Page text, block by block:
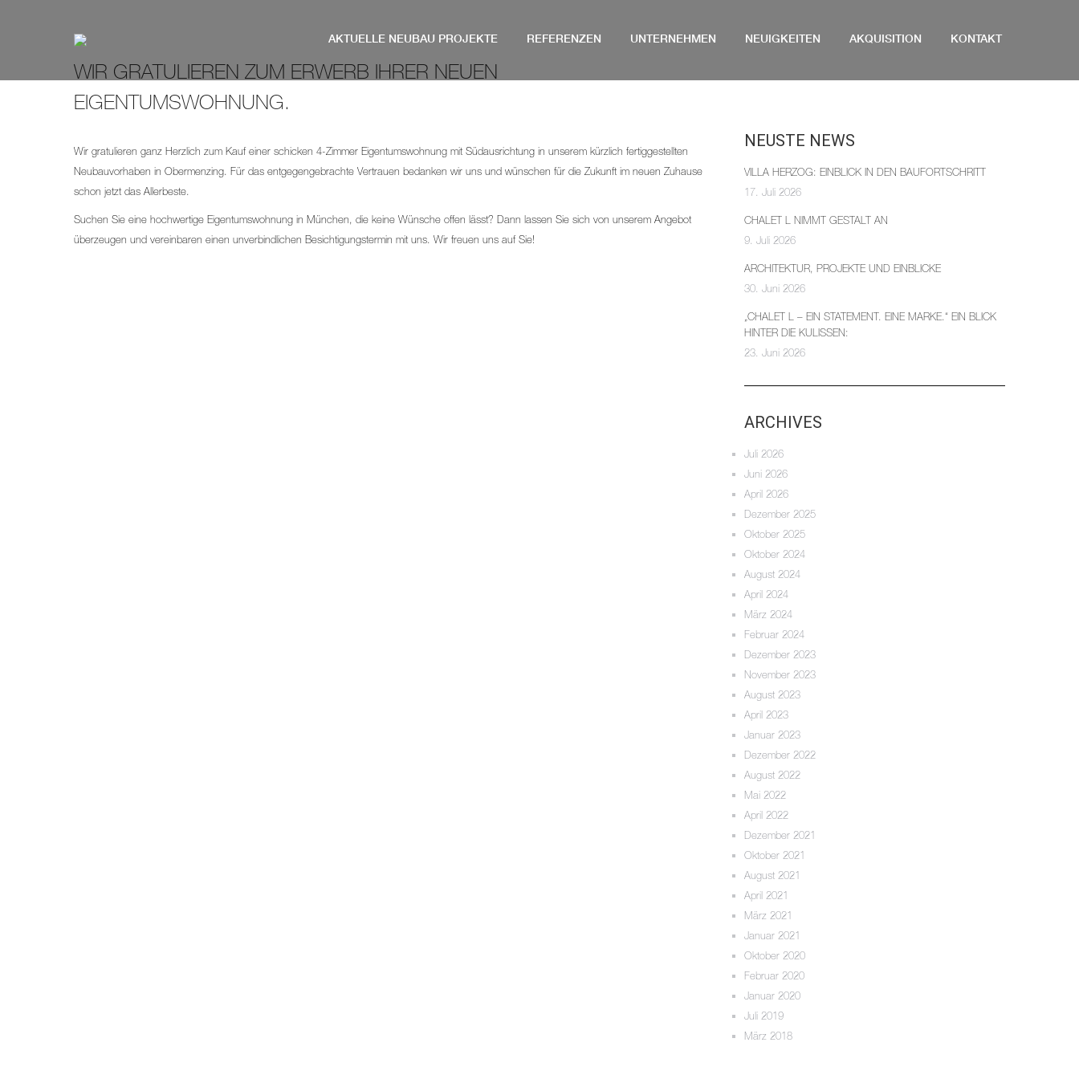
AKTUELLE NEUBAU PROJEKTE REFERENZEN UNTERNEHMEN NEUIGKEITEN AKQUISITION KONTAKT
WIR GRATULIEREN ZUM ERWERB IHRER NEUEN
EIGENTUMSWOHNUNG.
Wir gratulieren ganz Herzlich zum Kauf einer schicken 4-Zimmer Eigentumswohnung mit Südausrichtung in unserem kürzlich fertiggestellten
Neubauvorhaben in Obermenzing. Für das entgegengebrachte Vertrauen bedanken wir uns und wünschen für die Zukunft im neuen Zuhause
schon jetzt das Allerbeste.
Suchen Sie eine hochwertige Eigentumswohnung in München, die keine Wünsche offen lässt? Dann lassen Sie sich von unserem Angebot
überzeugen und vereinbaren einen unverbindlichen Besichtigungstermin mit uns. Wir freuen uns auf Sie!
NEUSTE NEWS
VILLA HERZOG: EINBLICK IN DEN BAUFORTSCHRITT
17. Juli 2026
CHALET L NIMMT GESTALT AN
9. Juli 2026
ARCHITEKTUR, PROJEKTE UND EINBLICKE
30. Juni 2026
„CHALET L – EIN STATEMENT. EINE MARKE.“ EIN BLICK
HINTER DIE KULISSEN:
23. Juni 2026
ARCHIVES
Juli 2026
Juni 2026
April 2026
Dezember 2025
Oktober 2025
Oktober 2024
August 2024
April 2024
März 2024
Februar 2024
Dezember 2023
November 2023
August 2023
April 2023
Januar 2023
Dezember 2022
August 2022
Mai 2022
April 2022
Dezember 2021
Oktober 2021
August 2021
April 2021
März 2021
Januar 2021
Oktober 2020
Februar 2020
Januar 2020
Juli 2019
März 2018